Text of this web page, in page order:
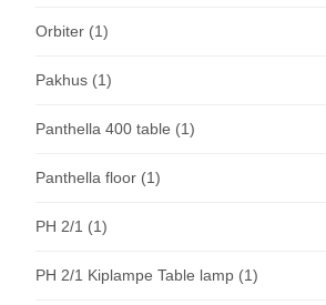
Orbiter (1)
Pakhus (1)
Panthella 400 table (1)
Panthella floor (1)
PH 2/1 (1)
PH 2/1 Kiplampe Table lamp (1)